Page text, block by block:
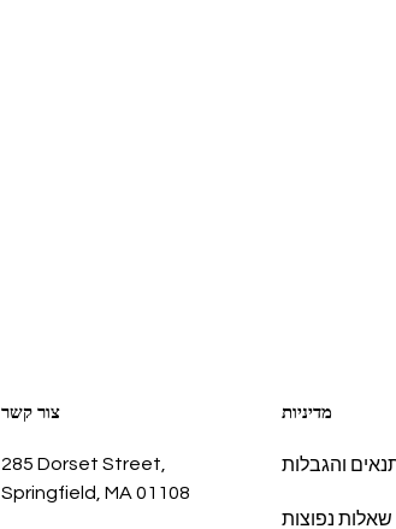
צור קשר
285 Dorset Street,
Springfield, MA 01108
מדיניות
והגבלות
שאלות נפוצות